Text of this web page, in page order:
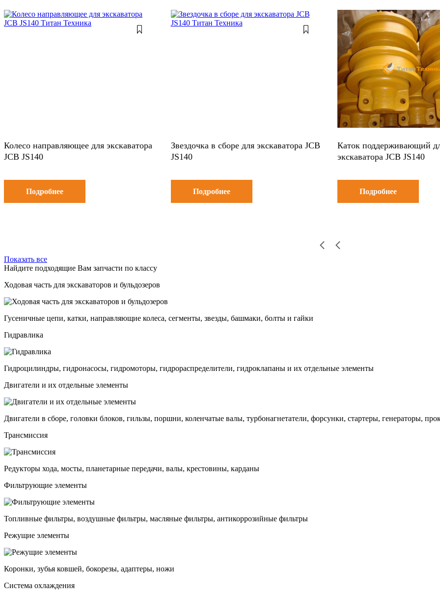
Колесо направляющее для экскаватора
JCB JS140
Подробнее
Звездочка в сборе для экскаватора JCB
JS140
Подробнее
Каток поддерживающий
экскаватора JCB JS140
Подробнее
Показать все
Найдите подходящие Вам запчасти по классу
Ходовая часть для экскаваторов и бульдозеров
Гусеничные цепи, катки, направляющие колеса, сегменты, звезды, башмаки, болты и гайки
Гидравлика
Гидроцилиндры, гидронасосы, гидромоторы, гидрораспределители, гидроклапаны и их отдельные элементы
Двигатели и их отдельные элементы
Двигатели в сборе, головки блоков, гильзы, поршни, коленчатые валы, турбонагнетатели, форсунки, стартеры, генераторы,
Трансмиссия
Редукторы хода, мосты, планетарные передачи, валы, крестовины, карданы
Фильтрующие элементы
Топливные фильтры, воздушные фильтры, масляные фильтры, антикоррозийные фильтры
Режущие элементы
Коронки, зубья ковшей, бокорезы, адаптеры, ножи
Система охлаждения